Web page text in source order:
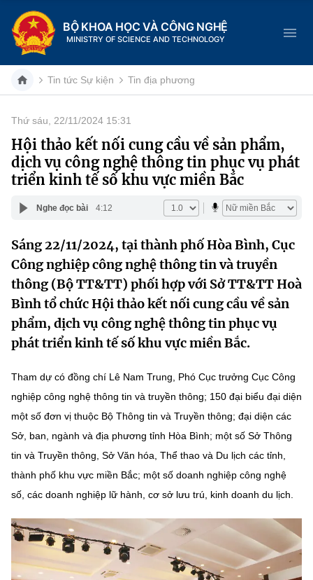
BỘ KHOA HỌC VÀ CÔNG NGHỆ
MINISTRY OF SCIENCE AND TECHNOLOGY
Danh mục
Trang chủ
Cơ cấu tổ chức
Lịch sử phát triển
Sở Khoa học và Công nghệ
Khoa học và Công nghệ
Đổi mới sáng tạo
Chuyển đổi số
Sở hữu trí tuệ
Tiêu chuẩn, đo lường, chất lượng
Năng lượng nguyên tử
Tin địa phương
Dịch vụ công
Hệ thống văn bản
Văn bản QPPL
Lấy ý kiến người dân về dự thảo VBQPPL
MST IOFFICE
Khoa học và Công nghệ
Chuyển đổi số
Bưu chính, Viễn thông
Sở hữu trí tuệ
Tiêu chuẩn, đo lường, chất lượng
Multimedia
THƯ ĐIỆN TỬ
Khác
Videos
Ảnh
Voice
Tin tức Sự kiện Tin địa phương
Thứ sáu, 22/11/2024 15:31
Hội thảo kết nối cung cầu về sản phẩm,
dịch vụ công nghệ thông tin phục vụ phát
triển kinh tế số khu vực miền Bắc
Nghe đọc bài 4:12
Sáng 22/11/2024, tại thành phố Hòa Bình, Cục
Công nghiệp công nghệ thông tin và truyền
thông (Bộ TT&TT) phối hợp với Sở TT&TT Hoà
Bình tổ chức Hội thảo kết nối cung cầu về sản
phẩm, dịch vụ công nghệ thông tin phục vụ
phát triển kinh tế số khu vực miền Bắc.
Tham dự có đồng chí Lê Nam Trung, Phó Cục trưởng Cục Công
nghiệp công nghệ thông tin và truyền thông; 150 đại biểu đại diện
một số đơn vị thuộc Bộ Thông tin và Truyền thông; đại diện các
Sở, ban, ngành và địa phương tỉnh Hòa Bình; một số Sở Thông
tin và Truyền thông, Sở Văn hóa, Thể thao và Du lịch các tỉnh,
thành phố khu vực miền Bắc; một số doanh nghiệp công nghệ
số, các doanh nghiệp lữ hành, cơ sở lưu trú, kinh doanh du lịch.